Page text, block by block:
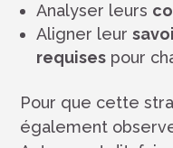
Analyser leurs
Aligner leur
requises pour
Pour que cette
également